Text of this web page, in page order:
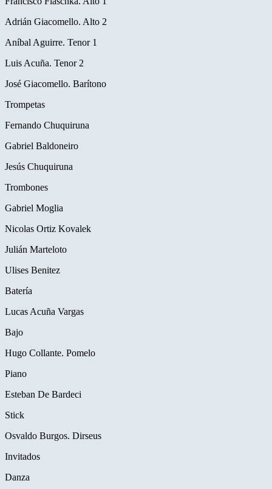
Adrián Giacomello. Alto 2
Aníbal Aguirre. Tenor 1
Luis Acuña. Tenor 2
José Giacomello. Barítono
Trompetas
Fernando Chuquiruna
Gabriel Baldoneiro
Jesús Chuquiruna
Trombones
Gabriel Moglia
Nicolas Ortiz Kovalek
Julián Marteloto
Ulises Benitez
Batería
Lucas Acuña Vargas
Bajo
Hugo Collante. Pomelo
Piano
Esteban De Bardeci
Stick
Osvaldo Burgos. Dirseus
Invitados
Danza